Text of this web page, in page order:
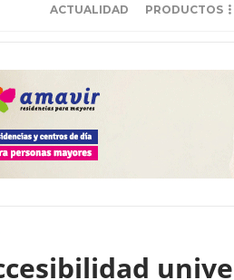
ACTUALIDAD PRODUCTOS